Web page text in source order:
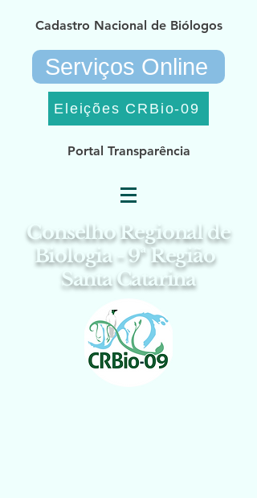
Cadastro Nacional de Biólogos
Serviços Online
Eleições CRBio-09
Portal Transparência
Conselho Regional de
Biologia - 9ª Região
Santa Catarina